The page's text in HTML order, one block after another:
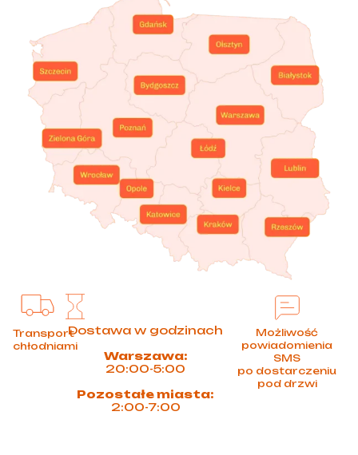
Transport
chłodniami
Dostawa w godzinach
Warszawa:
20:00-5:00
Pozostałe miasta:
2:00-7:00
Możliwość
powiadomienia
SMS
po dostarczeniu
pod drzwi